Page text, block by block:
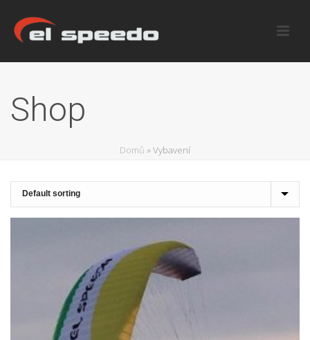
Shop
Domů »Vybavení